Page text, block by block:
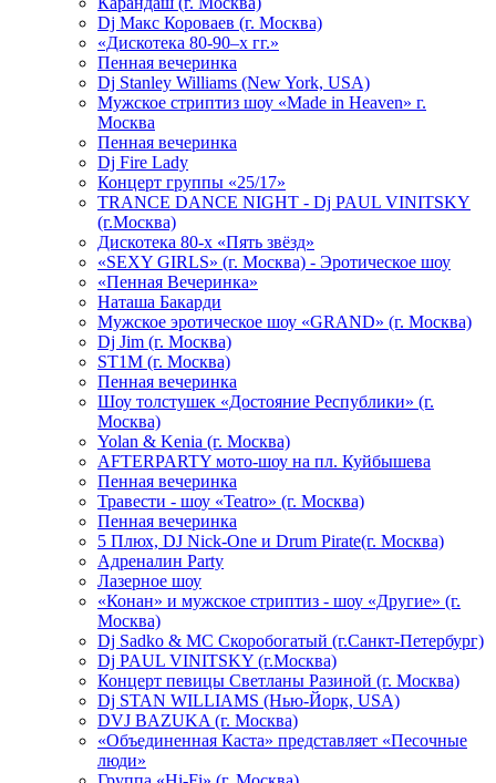
Dj Макс Короваев (г. Москва)
«Дискотека 80-90–х гг.»
Пенная вечеринка
Dj Stanley Williams (New York, USA)
Мужское стриптиз шоу «Made in Heaven» г.
Москва
Пенная вечеринка
Dj Fire Lady
Концерт группы «25/17»
TRANCE DANCE NIGHT - Dj PAUL VINITSKY
(г.Москва)
Дискотека 80-х «Пять звёзд»
«SEXY GIRLS» (г. Москва) - Эротическое шоу
«Пенная Вечеринка»
Hаташа Бакарди
Мужское эротическое шоу «GRAND» (г. Москва)
Dj Jim (г. Москва)
ST1M (г. Москва)
Пенная вечеринка
Шоу толстушек «Достояние Республики» (г.
Москва)
Yolan & Kenia (г. Москва)
AFTERPARTY мото-шоу на пл. Куйбышева
Пенная вечеринка
Травести - шоу «Teatro» (г. Москва)
Пенная вечеринка
5 Плюх, DJ Nick-One и Drum Pirate(г. Москва)
Адреналин Party
Лазерное шоу
«Конан» и мужское стриптиз - шоу «Другие» (г.
Москва)
Dj Sadko & МС Скоробогатый (г.Санкт-Петербург)
Dj PAUL VINITSKY (г.Москва)
Концерт певицы Светланы Разиной (г. Москва)
Dj STAN WILLIAMS (Нью-Йорк, USA)
DVJ BAZUKA (г. Москва)
«Объединенная Каста» представляет «Песочные
люди»